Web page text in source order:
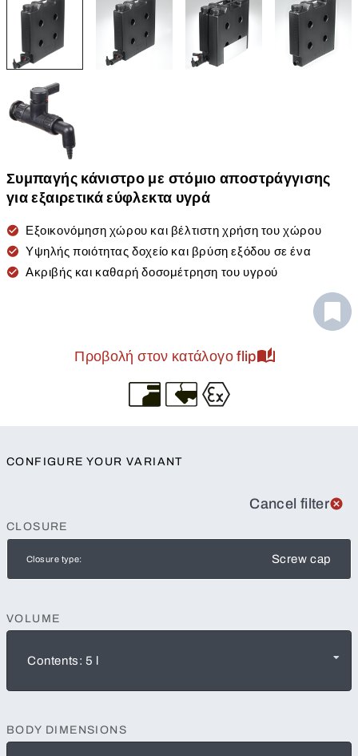
Συμπαγής κάνιστρο με στόμιο αποστράγγισης
για εξαιρετικά εύφλεκτα υγρά
Εξοικονόμηση χώρου και βέλτιστη χρήση του χώρου
Υψηλής ποιότητας δοχείο και βρύση εξόδου σε ένα
Ακριβής και καθαρή δοσομέτρηση του υγρού
Προβολή στον κατάλογο flip
CONFIGURE YOUR VARIANT
Cancel filter
CLOSURE
Closure type: Screw cap
VOLUME
Contents: 5 l
BODY DIMENSIONS